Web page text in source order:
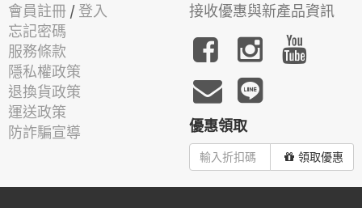
會員註冊 / 登入
忘記密碼
服務條款
隱私權政策
退換貨政策
運送政策
防詐騙宣導
接收優惠與新產品資訊
優惠領取
領取優惠